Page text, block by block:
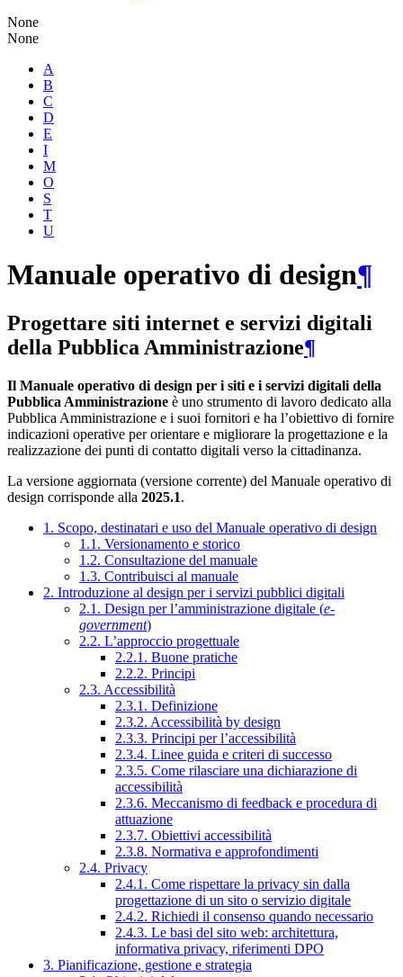
None
None
A
B
C
D
E
I
M
O
S
T
U
Manuale operativo di design¶
Progettare siti internet e servizi digitali
della Pubblica Amministrazione¶
Il Manuale operativo di design per i siti e i servizi digitali della
Pubblica Amministrazione è uno strumento di lavoro dedicato alla
Pubblica Amministrazione e i suoi fornitori e ha l’obiettivo di fornire
indicazioni operative per orientare e migliorare la progettazione e la
realizzazione dei punti di contatto digitali verso la cittadinanza.
La versione aggiornata (versione corrente) del Manuale operativo di
design corrisponde alla 2025.1.
1. Scopo, destinatari e uso del Manuale operativo di design
1.1. Versionamento e storico
1.2. Consultazione del manuale
1.3. Contribuisci al manuale
2. Introduzione al design per i servizi pubblici digitali
2.1. Design per l’amministrazione digitale (e-
government)
2.2. L’approccio progettuale
2.2.1. Buone pratiche
2.2.2. Principi
2.3. Accessibilità
2.3.1. Definizione
2.3.2. Accessibilità by design
2.3.3. Principi per l’accessibilità
2.3.4. Linee guida e criteri di successo
2.3.5. Come rilasciare una dichiarazione di
accessibilità
2.3.6. Meccanismo di feedback e procedura di
attuazione
2.3.7. Obiettivi accessibilità
2.3.8. Normativa e approfondimenti
2.4. Privacy
2.4.1. Come rispettare la privacy sin dalla
progettazione di un sito o servizio digitale
2.4.2. Richiedi il consenso quando necessario
2.4.3. Le basi del sito web: architettura,
informativa privacy, riferimenti DPO
3. Pianificazione, gestione e strategia